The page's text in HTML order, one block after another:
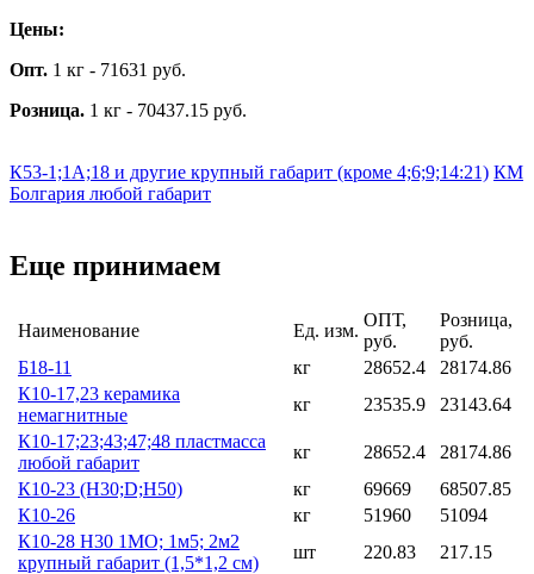
Цены:
Опт. 1 кг - 71631 руб.
Розница. 1 кг - 70437.15 руб.
К53-1;1А;18 и другие крупный габарит (кроме 4;6;9;14:21) КМ
Болгария любой габарит
Еще принимаем
Наименование Ед. изм.
ОПТ,
руб.
Розница,
руб.
Б18-11
кг 28652.4
28174.86
К10-17,23 керамика
немагнитные
кг 23535.9
23143.64
К10-17;23;43;47;48 пластмасса
любой габарит
кг 28652.4
28174.86
К10-23 (Н30;D;Н50)
кг 69669
68507.85
К10-26
кг 51960
51094
К10-28 Н30 1МО; 1м5; 2м2
крупный габарит (1,5*1,2 см)
шт 220.83
217.15